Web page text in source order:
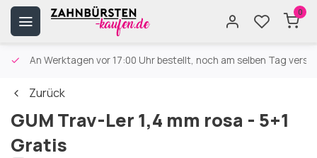
0
An Werktagen vor 17:00 Uhr bestellt, noch am selben Tag
Zurück
GUM Trav-Ler 1,4 mm rosa - 5+1
Gratis